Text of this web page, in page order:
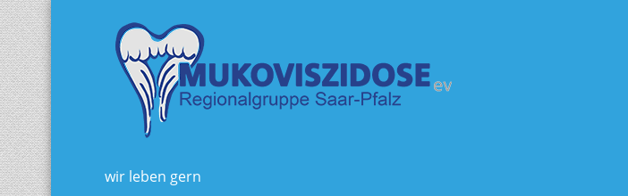
wir leben gern